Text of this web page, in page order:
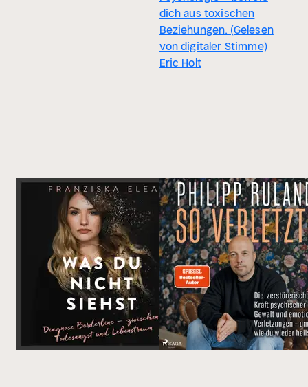
dich aus toxischen
Beziehungen. (Gelesen
von digitaler Stimme)
Eric Holt